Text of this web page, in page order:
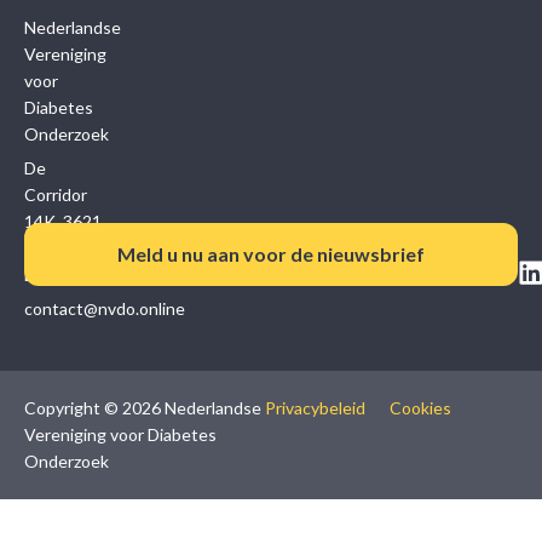
Nederlandse
Vereniging
voor
Diabetes
Onderzoek
De
Corridor
14K, 3621
Breukelen
contact@nvdo.online
Meld u nu aan voor de nieuwsbrief
Copyright © 2026 Nederlandse
Vereniging voor Diabetes
Onderzoek
Privacybeleid Cookies